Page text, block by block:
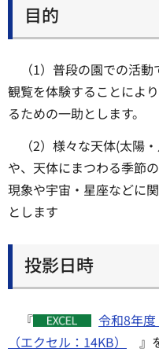
目的
（1）普段の園での活
観覧を体験することによ
るための一助とします。
（2）様々な天体(太陽
や、天体にまつわる季節
現象や宇宙・星座などに
とします
投影日時
『
令和8年
（エクセル：14KB）
』